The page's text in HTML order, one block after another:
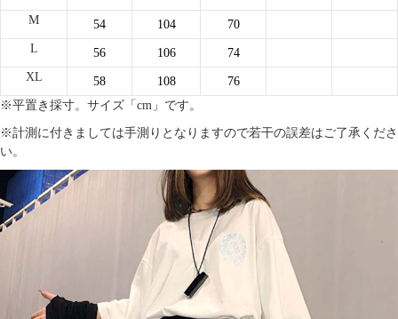
M 54 104
70
L
56 106
74
XL
58 108
76
※平置き採寸。サイズ「cm」です。
※計測に付きましては手測りとなりますので若干の誤差はご了承くださ
い。